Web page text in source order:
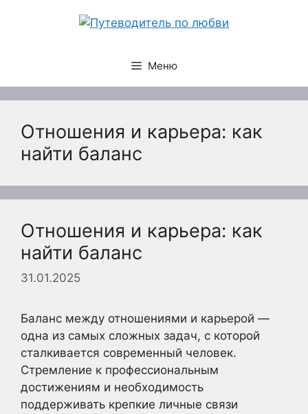
Меню
Отношения и карьера: как
найти баланс
Отношения и карьера: как
найти баланс
31.01.2025
Баланс между отношениями и карьерой —
одна из самых сложных задач, с которой
сталкивается современный человек.
Стремление к профессиональным
достижениям и необходимость
поддерживать крепкие личные связи